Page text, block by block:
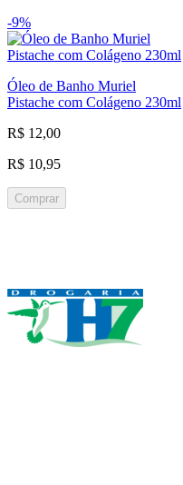
-9%
Óleo de Banho Muriel
Pistache com Colágeno 230ml
R$ 12,00
R$ 10,95
Comprar